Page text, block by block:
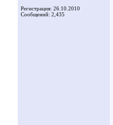
Регистрация: 26.10.2010
Сообщений: 2,435